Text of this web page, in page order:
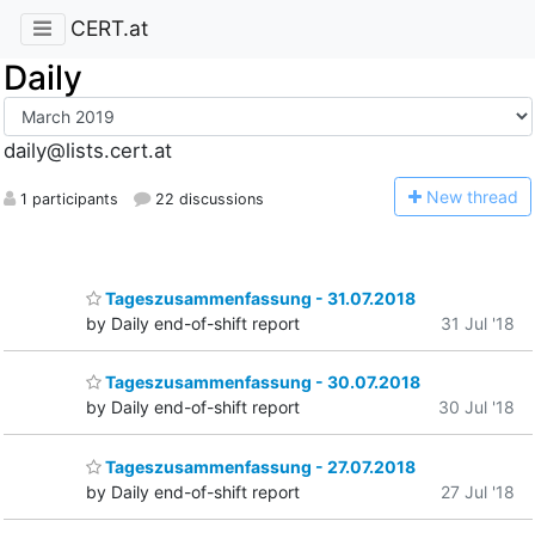
CERT.at
Daily
daily@lists.cert.at
1 participants 22 discussions New thread
Tageszusammenfassung - 31.07.2018
by Daily end-of-shift report
31 Jul '18
Tageszusammenfassung - 30.07.2018
by Daily end-of-shift report
30 Jul '18
Tageszusammenfassung - 27.07.2018
by Daily end-of-shift report
27 Jul '18